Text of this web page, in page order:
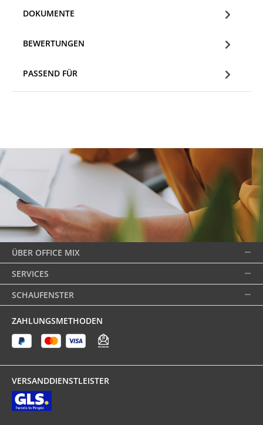
DOKUMENTE
BEWERTUNGEN
PASSEND FÜR
ÜBER OFFICE MIX
SERVICES
SCHAUFENSTER
ZAHLUNGSMETHODEN
VERSANDDIENSTLEISTER